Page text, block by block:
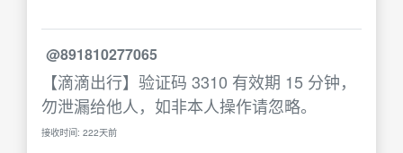
@891810277065
【滴滴出行】验证码 3310 有效期 15 分钟，
勿泄漏给他人，如非本人操作请忽略。
接收时间: 222天前